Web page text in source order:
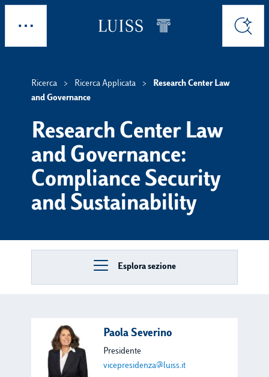
Skip to main content
Cerca
Ricerca Ricerca Applicata
Research Center Law
and Governance
Research Center Law
and Governance:
Compliance Security
and Sustainability
Esplora sezione
Paola Severino
Presidente
vicepresidenza@luiss.it